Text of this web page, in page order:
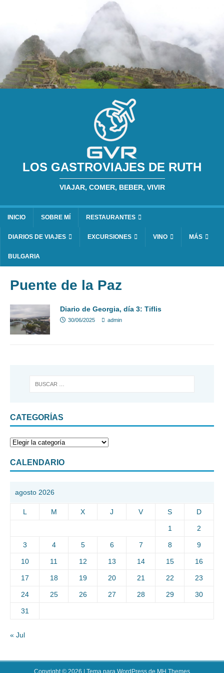
LOS GASTROVIAJES DE RUTH
VIAJAR, COMER, BEBER, VIVIR
INICIO SOBRE MÍ RESTAURANTES
DIARIOS DE VIAJES EXCURSIONES VINO MÁS
BULGARIA
Puente de la Paz
Diario de Georgia, día 3: Tiflis
30/06/2025 admin
CATEGORÍAS
CALENDARIO
agosto 2026
L M X J V S D
1 2
3 4 5 6 7 8 9
10 11 12 13 14 15 16
17 18 19 20 21 22 23
24 25 26 27 28 29 30
31
« Jul
Copyright © 2026 | Tema para WordPress de MH Themes